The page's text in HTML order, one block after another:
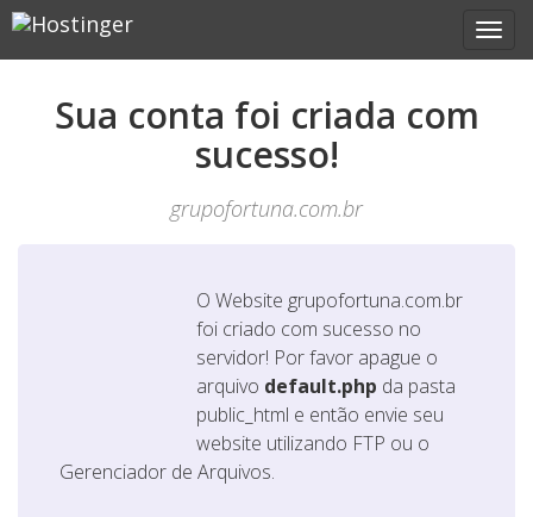
Sua conta foi criada com
sucesso!
grupofortuna.com.br
O Website grupofortuna.com.br
foi criado com sucesso no
servidor! Por favor apague o
arquivo default.php da pasta
public_html e então envie seu
website utilizando FTP ou o
Gerenciador de Arquivos.